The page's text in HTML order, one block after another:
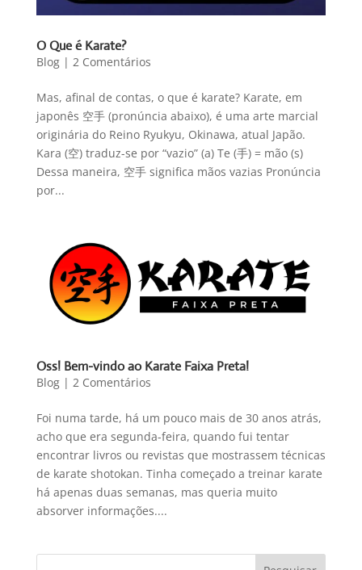
O Que é Karate?
Blog| 2 Comentários
Mas, afinal de contas, o que é karate? Karate, em
japonês 空手 (pronúncia abaixo), é uma arte marcial
originária do Reino Ryukyu, Okinawa, atual Japão.
Kara (空) traduz-se por “vazio” (a) Te (手) = mão (s)
Dessa maneira, 空手 significa mãos vazias Pronúncia
por...
Oss! Bem-vindo ao Karate Faixa Preta!
Blog| 2 Comentários
Foi numa tarde, há um pouco mais de 30 anos atrás,
acho que era segunda-feira, quando fui tentar
encontrar livros ou revistas que mostrassem técnicas
de karate shotokan. Tinha começado a treinar karate
há apenas duas semanas, mas queria muito
absorver informações....